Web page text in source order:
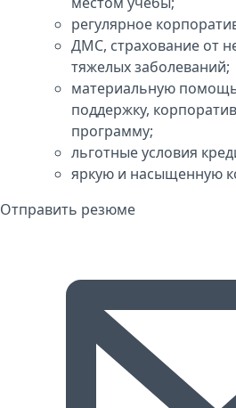
регулярное
ДМС, страхование от
тяжелых заболеваний;
материальную
поддержку,
программу;
льготные условия
яркую и насыщенную
Отправить резюме